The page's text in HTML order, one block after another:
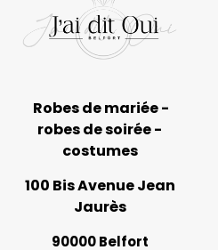
Robes de mariée -
robes de soirée -
costumes
100 Bis Avenue Jean
Jaurès
90000 Belfort